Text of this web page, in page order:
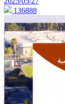
136888